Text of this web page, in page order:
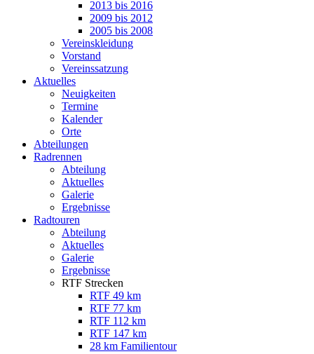
2013 bis 2016
2009 bis 2012
2005 bis 2008
Vereinskleidung
Vorstand
Vereinssatzung
Aktuelles
Neuigkeiten
Termine
Kalender
Orte
Abteilungen
Radrennen
Abteilung
Aktuelles
Galerie
Ergebnisse
Radtouren
Abteilung
Aktuelles
Galerie
Ergebnisse
RTF Strecken
RTF 49 km
RTF 77 km
RTF 112 km
RTF 147 km
28 km Familientour